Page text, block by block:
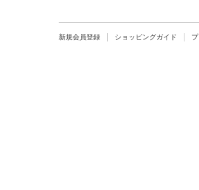
新規会員登録 ショッピングガイド